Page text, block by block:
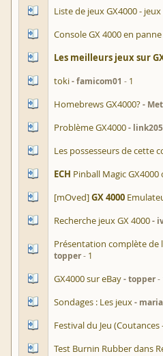
Liste de jeux GX4000 -
Console GX 4000 en panne
Les meilleurs jeux sur
toki famicom01 1
Homebrews GX4000?
Problème GX4000 link205
Les possesseurs de cette
ECH Pinball Magic
[mOved]GX 4000
Recherche jeux GX 4000
Présentation complète de
topper 1
GX4000 sur eBay topper
Sondages : Les jeux
Festival du Jeu (Coutances
Test Burnin Rubber dans